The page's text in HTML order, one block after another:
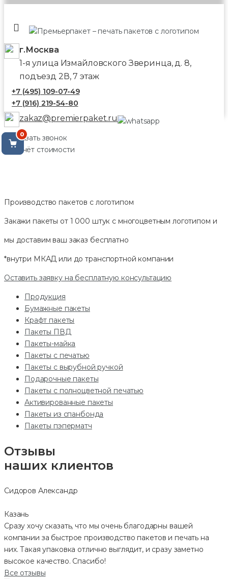
г.Москва
1-я улица Измайловского Зверинца, д. 8,
подъезд 2В, 7 этаж
+7 (495) 109-07-49
+7 (916) 219-54-80
zakaz@premierpaket.ru
Заказать звонок
Расчёт стоимости
0
Производство пакетов с логотипом
Закажи пакеты от 1 000 штук с многоцветным логотипом и
мы доставим ваш заказ бесплатно
*внутри МКАД или до транспортной компании
Оставить заявку на бесплатную консультацию
Продукция
Бумажные пакеты
Крафт пакеты
Пакеты ПВД
Пакеты-майка
Пакеты с печатью
Пакеты с вырубной ручкой
Подарочные пакеты
Пакеты с полноцветной печатью
Активированные пакеты
Пакеты из спанбонда
Пакеты пэперматч
Отзывы
наших клиентов
Сидоров Александр
Казань
Сразу хочу сказать, что мы очень благодарны вашей
компании за быстрое производство пакетов и печать на
них. Такая упаковка отлично выглядит, и сразу заметно
высокое качество. Спасибо!
Все отзывы